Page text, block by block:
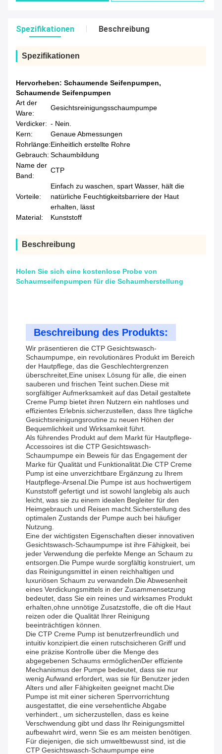
Spezifikationen Beschreibung
Spezifikationen
Hervorheben: Schaumende Seifenpumpen,
Schaumende Seifenpumpen
Art der
Ware:
Gesichtsreinigungsschaumpumpe
Verdicker: - Nein.
Kern:
Genaue Abmessungen
Rohrlänge:Einheitlich erstellte Rohre
Gebrauch: Schaumbildung
Name der
Band:
CTP
Vorteile:
Einfach zu waschen, spart Wasser, hält die
natürliche Feuchtigkeitsbarriere der Haut
erhalten, lässt
Material:
Kunststoff
Beschreibung
Holen Sie sich eine kostenlose Probe von
Schaumseifenpumpen für die Schaumherstellung
Beschreibung des Produkts:
Wir präsentieren die CTP Gesichtswasch-
Schaumpumpe, ein revolutionäres Produkt im Bereich
der Hautpflege, das die Geschlechtergrenzen
überschreitet,Eine unisex Lösung für alle, die einen
sauberen und frischen Teint suchen.Diese mit
sorgfältiger Aufmerksamkeit auf das Detail gestaltete
Creme Pump bietet ihren Nutzern ein nahtloses und
effizientes Erlebnis.sicherzustellen, dass Ihre tägliche
Gesichtsreinigungsroutine zu neuen Höhen der
Bequemlichkeit und Wirksamkeit führt.
Als führendes Produkt auf dem Markt für Hautpflege-
Accessoires ist die CTP Gesichtswasch-
Schaumpumpe ein Beweis für das Engagement der
Marke für Qualität und Funktionalität.Die CTP Creme
Pump ist eine unverzichtbare Ergänzung zu Ihrem
Hautpflege-Arsenal.Die Pumpe ist aus hochwertigem
Kunststoff gefertigt und ist sowohl langlebig als auch
leicht, was sie zu einem idealen Begleiter für den
Heimgebrauch und Reisen macht.Sicherstellung des
optimalen Zustands der Pumpe auch bei häufiger
Nutzung.
Eine der wichtigsten Eigenschaften dieser innovativen
Gesichtswasch-Schaumpumpe ist ihre Fähigkeit, bei
jeder Verwendung die perfekte Menge an Schaum zu
entsorgen.Die Pumpe wurde sorgfältig konstruiert, um
das Reinigungsmittel in einen reichhaltigen und
luxuriösen Schaum zu verwandeln.Die Abwesenheit
eines Verdickungsmittels in der Zusammensetzung
bedeutet, dass Sie ein reines und wirksames Produkt
erhalten,ohne unnötige Zusatzstoffe, die oft die Haut
reizen oder die Qualität Ihrer Reinigung
beeinträchtigen können.
Die CTP Creme Pump ist benutzerfreundlich und
intuitiv konzipiert.die einen rutschsicheren Griff und
eine präzise Kontrolle über die Menge des
abgegebenen Schaums ermöglichenDer effiziente
Mechanismus der Pumpe bedeutet, dass sie nur
wenig Aufwand erfordert, was sie für Benutzer jeden
Alters und aller Fähigkeiten geeignet macht.Die
Pumpe ist mit einer sicheren Sperrvorrichtung
ausgestattet, die eine versehentliche Abgabe
verhindert., um sicherzustellen, dass es keine
Verschwendung gibt und dass Ihr Reinigungsmittel
aufbewahrt wird, wenn Sie es am meisten benötigen.
Für diejenigen, die sich umweltbewusst sind, ist die
CTP Gesichtswasch-Schaumpumpe eine